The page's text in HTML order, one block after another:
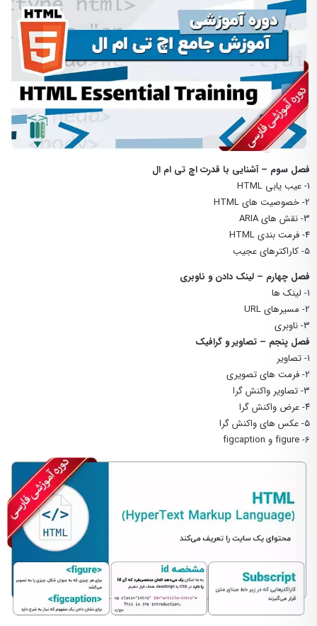
فصل سوم – آشنایی با قدرت اچ تی ام ال
1- عیب یابی HTML
2- خصوصیت های HTML
3- نقش های ARIA
4- فرمت بندی HTML
۵- کاراکترهای عجیب
فصل چهارم – لینک دادن و ناوبری
۱- لینک ها
2- مسیرهای URL
۳- ناوبری
فصل پنجم – تصاویر و گرافیک
۱- تصاویر
۲- فرمت های تصویری
۳- تصاویر واکنش گرا
۴- عرض واکنش گرا
۵- عکس های واکنش گرا
6- figure و figcaption